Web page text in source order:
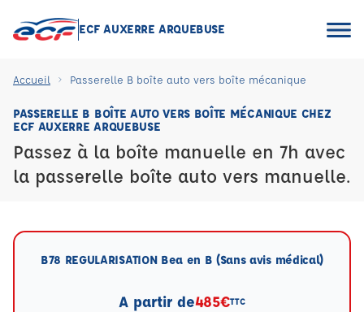
ECF AUXERRE ARQUEBUSE
Accueil Passerelle B boîte auto vers boîte mécanique
PASSERELLE B BOÎTE AUTO VERS BOÎTE MÉCANIQUE CHEZ
ECF AUXERRE ARQUEBUSE
Passez à la boîte manuelle en 7h avec
la passerelle boîte auto vers manuelle.
B78 REGULARISATION Bea en B (Sans avis médical)
A partir de485€TTC